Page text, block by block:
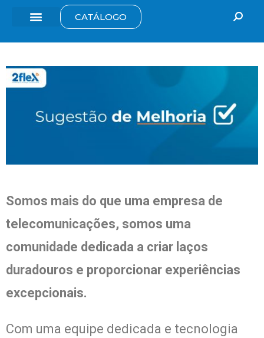
CATÁLOGO
Somos mais do que uma empresa de
telecomunicações, somos uma
comunidade dedicada a criar laços
duradouros e proporcionar experiências
excepcionais.
Com uma equipe dedicada e tecnologia